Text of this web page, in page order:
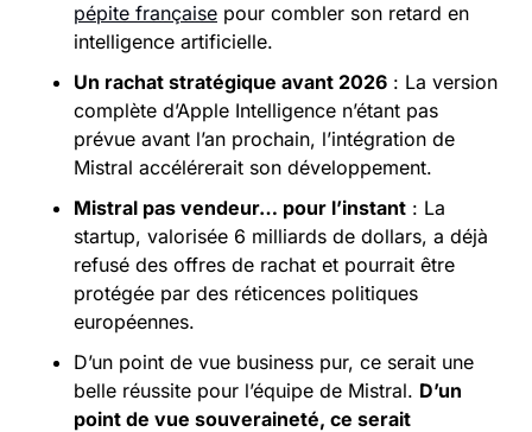
pépite française pour combler son retard en
intelligence artificielle.
Un rachat stratégique avant 2026 : La version
complète d’Apple Intelligence n’étant pas
prévue avant l’an prochain, l’intégration de
Mistral accélérerait son développement.
Mistral pas vendeur… pour l’instant : La
startup, valorisée 6 milliards de dollars, a déjà
refusé des offres de rachat et pourrait être
protégée par des réticences politiques
européennes.
D’un point de vue business pur, ce serait une
belle réussite pour l’équipe de Mistral. D’un
point de vue souveraineté, ce serait